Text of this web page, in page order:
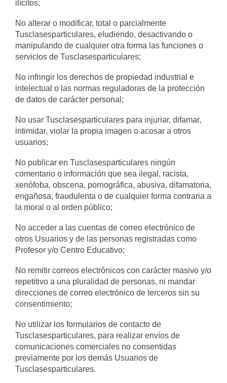
ilícitos;
No alterar o modificar, total o parcialmente
Tusclasesparticulares, eludiendo, desactivando o
manipulando de cualquier otra forma las funciones o
servicios de Tusclasesparticulares;
No infringir los derechos de propiedad industrial e
intelectual o las normas reguladoras de la protección
de datos de carácter personal;
No usar Tusclasesparticulares para injuriar, difamar,
intimidar, violar la propia imagen o acosar a otros
usuarios;
No publicar en Tusclasesparticulares ningún
comentario o información que sea ilegal, racista,
xenófoba, obscena, pornográfica, abusiva, difamatoria,
engañosa, fraudulenta o de cualquier forma contraria a
la moral o al orden público;
No acceder a las cuentas de correo electrónico de
otros Usuarios y de las personas registradas como
Profesor y/o Centro Educativo;
No remitir correos electrónicos con carácter masivo y/o
repetitivo a una pluralidad de personas, ni mandar
direcciones de correo electrónico de terceros sin su
consentimiento;
No utilizar los formularios de contacto de
Tusclasesparticulares, para realizar envíos de
comunicaciones comerciales no consentidas
previamente por los demás Usuarios de
Tusclasesparticulares.